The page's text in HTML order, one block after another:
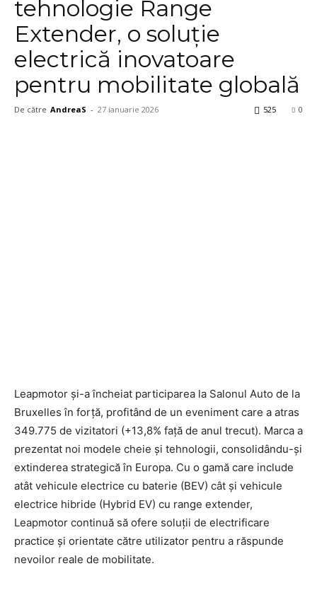
tehnologie Range
Extender, o soluție
electrică inovatoare
pentru mobilitate globală
De către AndreaS - 27 ianuarie 2026 0
525
Leapmotor și-a încheiat participarea la Salonul Auto de la
Bruxelles în forță, profitând de un eveniment care a atras
349.775 de vizitatori (+13,8% față de anul trecut). Marca a
prezentat noi modele cheie și tehnologii, consolidându-și
extinderea strategică în Europa. Cu o gamă care include
atât vehicule electrice cu baterie (BEV) cât și vehicule
electrice hibride (Hybrid EV) cu range extender,
Leapmotor continuă să ofere soluții de electrificare
practice și orientate către utilizator pentru a răspunde
nevoilor reale de mobilitate.